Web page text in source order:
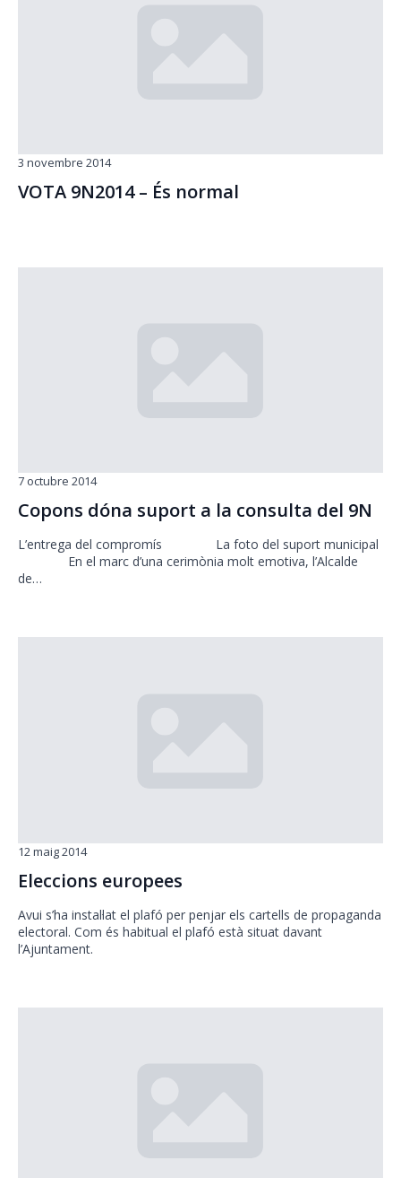
VOTA 9N2014 – És normal
3 novembre 2014
Copons dóna suport a la consulta del 9N
7 octubre 2014
L’entrega del compromís La foto del suport municipal
En el marc d’una cerimònia molt emotiva, l’Alcalde
de…
Eleccions europees
12 maig 2014
Avui s’ha instal·lat el plafó per penjar els cartells de propaganda
electoral. Com és habitual el plafó està situat davant
l’Ajuntament.